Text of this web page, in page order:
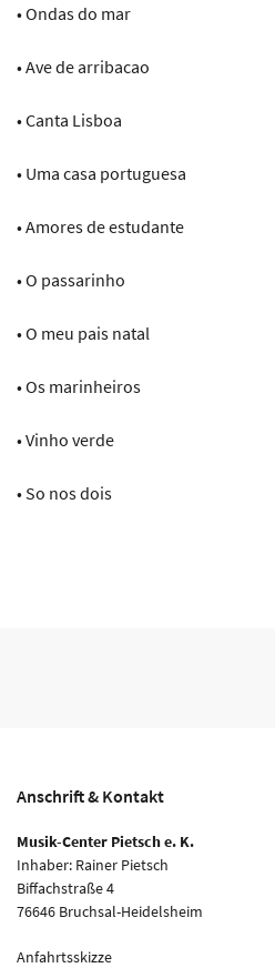
• Ondas do mar
• Ave de arribacao
• Canta Lisboa
• Uma casa portuguesa
• Amores de estudante
• O passarinho
• O meu pais natal
• Os marinheiros
• Vinho verde
• So nos dois
Anschrift & Kontakt
Musik-Center Pietsch e. K.
Inhaber: Rainer Pietsch
Biffachstraße 4
76646 Bruchsal-Heidelsheim
Anfahrtsskizze